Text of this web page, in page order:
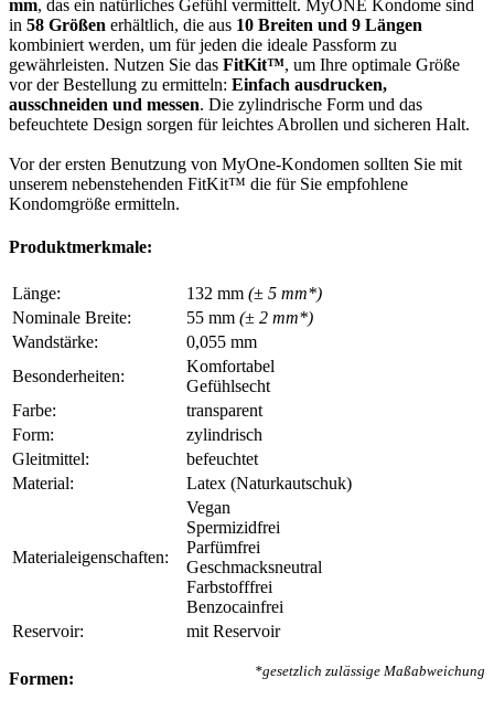
mm, das ein natürliches Gefühl vermittelt. MyONE Kondome sind
in 58 Größen erhältlich, die aus 10 Breiten und 9 Längen
kombiniert werden, um für jeden die ideale Passform zu
gewährleisten. Nutzen Sie das FitKit™, um Ihre optimale Größe
vor der Bestellung zu ermitteln: Einfach ausdrucken,
ausschneiden und messen. Die zylindrische Form und das
befeuchtete Design sorgen für leichtes Abrollen und sicheren Halt.
Vor der ersten Benutzung von MyOne-Kondomen sollten Sie mit
unserem nebenstehenden FitKit™ die für Sie empfohlene
Kondomgröße ermitteln.
Produktmerkmale:
Länge: 132 mm (± 5 mm*)
Nominale Breite:
55 mm (± 2 mm*)
Wandstärke:
0,055 mm
Besonderheiten:
Komfortabel
Gefühlsecht
Farbe:
transparent
Form:
zylindrisch
Gleitmittel:
befeuchtet
Material:
Latex (Naturkautschuk)
Materialeigenschaften:
Vegan
Spermizidfrei
Parfümfrei
Geschmacksneutral
Farbstofffrei
Benzocainfrei
Reservoir:
mit Reservoir
*gesetzlich zulässige Maßabweichung
Formen: